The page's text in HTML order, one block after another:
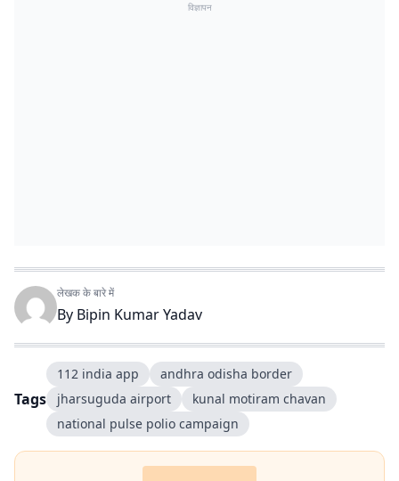
विज्ञापन
लेखक के बारे में
By Bipin Kumar Yadav
Tags
112 india app
andhra odisha border
jharsuguda airport
kunal motiram chavan
national pulse polio campaign